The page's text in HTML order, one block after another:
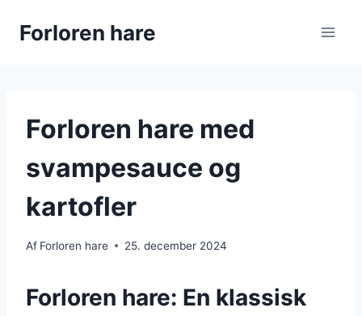
Forloren hare
Forloren hare med
svampesauce og
kartofler
Af Forloren hare 25. december 2024
Forloren hare: En klassisk